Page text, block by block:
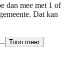
dan mee met 1 of
Dat kan
Toon meer